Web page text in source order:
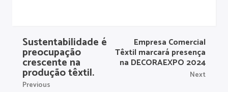
Sustentabilidade é
preocupação
crescente na
produção têxtil.
Previous
Empresa Comercial
Têxtil marcará presença
na DECORAEXPO 2024
Next